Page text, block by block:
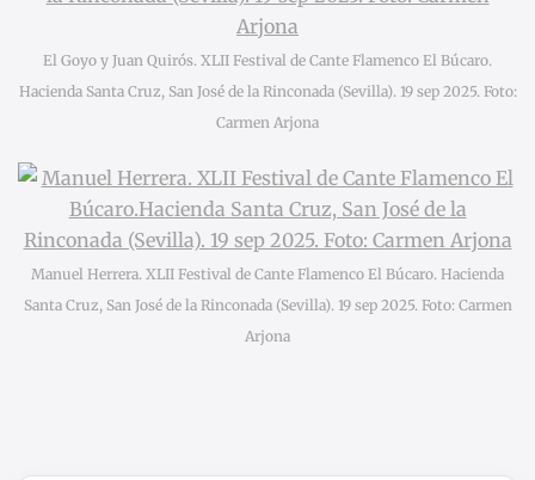
El Goyo y Juan Quirós. XLII Festival de Cante Flamenco El Búcaro.
Hacienda Santa Cruz, San José de la Rinconada (Sevilla). 19 sep 2025. Foto:
Carmen Arjona
Manuel Herrera. XLII Festival de Cante Flamenco El Búcaro. Hacienda
Santa Cruz, San José de la Rinconada (Sevilla). 19 sep 2025. Foto: Carmen
Arjona